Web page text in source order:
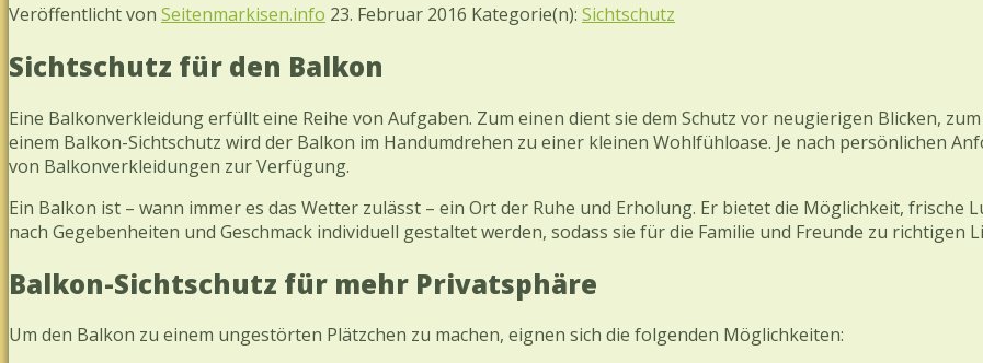
Veröffentlicht von Seitenmarkisen.info 23. Februar 2016 Kategorie(n): Sichtschutz
Sichtschutz für den Balkon
Eine Balkonverkleidung erfüllt eine Reihe von Aufgaben. Zum einen dient sie dem Schutz vor neugierigen Blicken,
einem Balkon-Sichtschutz wird der Balkon im Handumdrehen zu einer kleinen Wohlfühloase. Je nach persönlichen
von Balkonverkleidungen zur Verfügung.
Ein Balkon ist – wann immer es das Wetter zulässt – ein Ort der Ruhe und Erholung. Er bietet die Möglichkeit, frische
nach Gegebenheiten und Geschmack individuell gestaltet werden, sodass sie für die Familie und Freunde zu richtigen
Balkon-Sichtschutz für mehr Privatsphäre
Um den Balkon zu einem ungestörten Plätzchen zu machen, eignen sich die folgenden Möglichkeiten: